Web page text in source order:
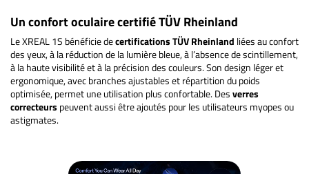
Un confort oculaire certifié TÜV Rheinland
Le XREAL 1S bénéficie decertifications TÜV Rheinland liées au confort
des yeux, à la réduction de la lumière bleue, à l’absence de scintillement,
à la haute visibilité et à la précision des couleurs. Son design léger et
ergonomique, avec branches ajustables et répartition du poids
optimisée, permet une utilisation plus confortable. Desverres
correcteurs peuvent aussi être ajoutés pour les utilisateurs myopes ou
astigmates.